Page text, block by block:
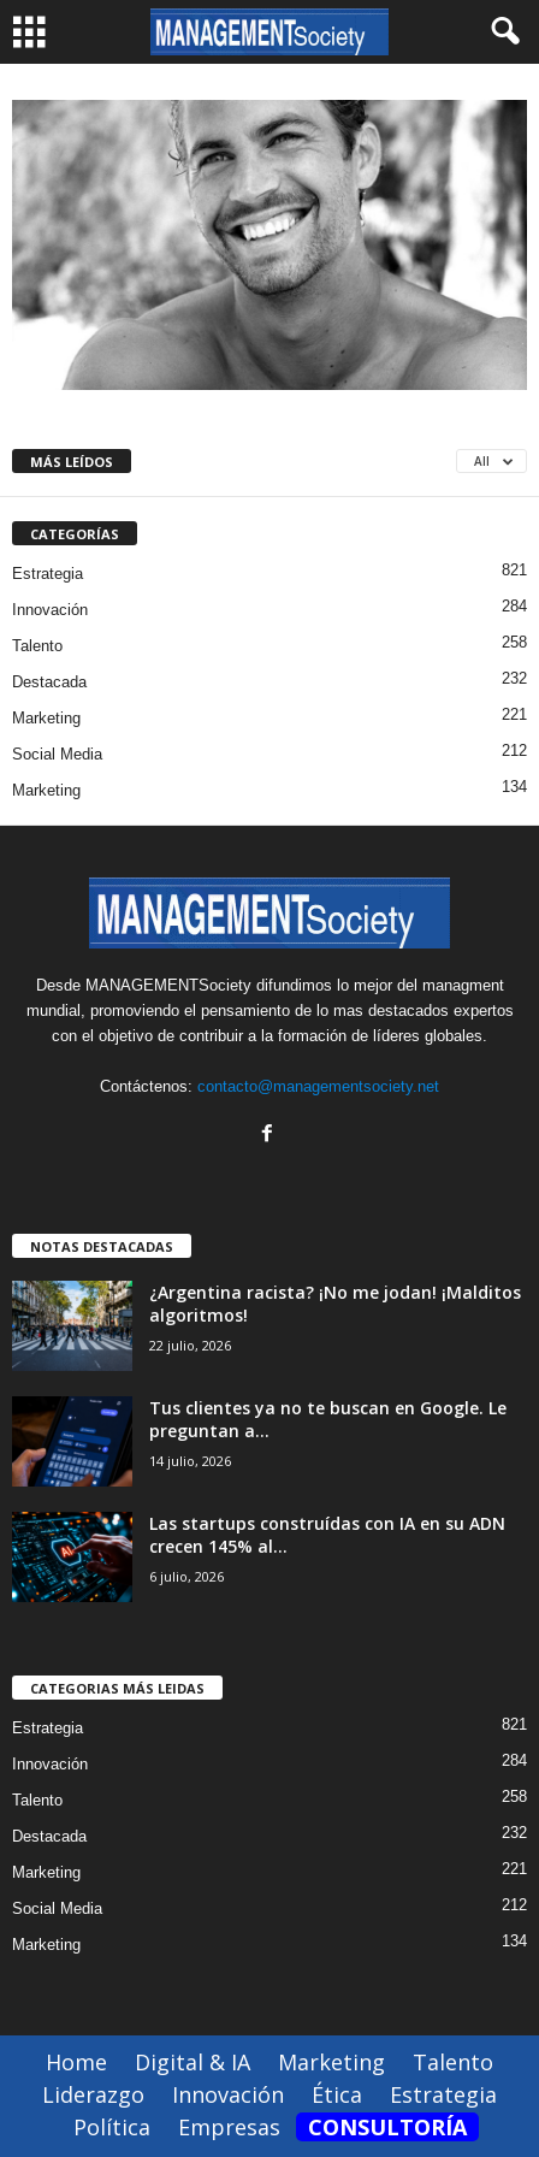
MÁS LEÍDOS All
CATEGORÍAS
Estrategia 821
Innovación 284
Talento 258
Destacada 232
Marketing 221
Social Media 212
Marketing 134
Desde MANAGEMENTSociety difundimos lo mejor del managment
mundial, promoviendo el pensamiento de lo mas destacados expertos
con el objetivo de contribuir a la formación de líderes globales.
Contáctenos: contacto@managementsociety.net
NOTAS DESTACADAS
¿Argentina racista? ¡No me jodan! ¡Malditos
algoritmos!
22 julio, 2026
Tus clientes ya no te buscan en Google. Le
preguntan a...
14 julio, 2026
Las startups construídas con IA en su ADN
crecen 145% al...
6 julio, 2026
CATEGORIAS MÁS LEIDAS
Estrategia 821
Innovación 284
Talento 258
Destacada 232
Marketing 221
Social Media 212
Marketing 134
Home Digital & IA Marketing
Talento
Liderazgo
Innovación Ética
Estrategia
Política
Empresas CONSULTORÍA